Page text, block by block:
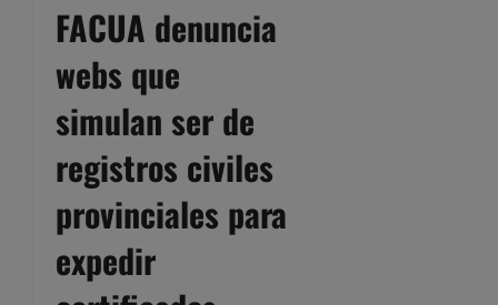
FACUA denuncia
webs que
simulan ser de
registros civiles
provinciales para
expedir